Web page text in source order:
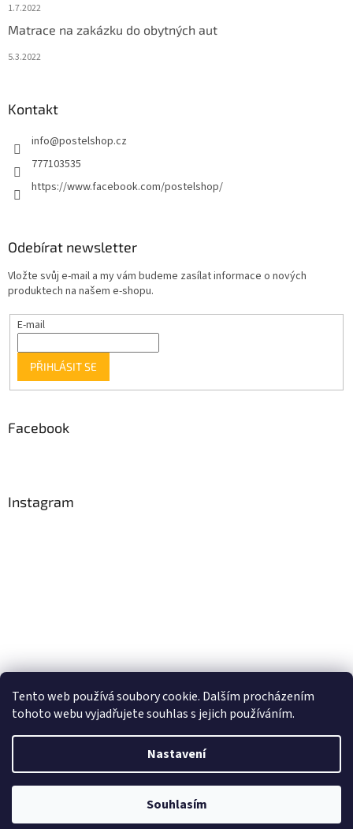
Tento web používá soubory cookie. Dalším procházením
tohoto webu vyjadřujete souhlas s jejich používáním.
Nastavení
Souhlasím
1.7.2022
Matrace na zakázku do obytných aut
5.3.2022
Kontakt
info@postelshop.cz
777103535
https://www.facebook.com/postelshop/
Odebírat newsletter
Vložte svůj e-mail a my vám budeme zasílat informace o nových
produktech na našem e-shopu.
E-mail
PŘIHLÁSIT SE
Facebook
Instagram
Sledovat na Instagramu
Vytvořil Shoptet
Postelshop.cz. Všechna práva vyhrazena.